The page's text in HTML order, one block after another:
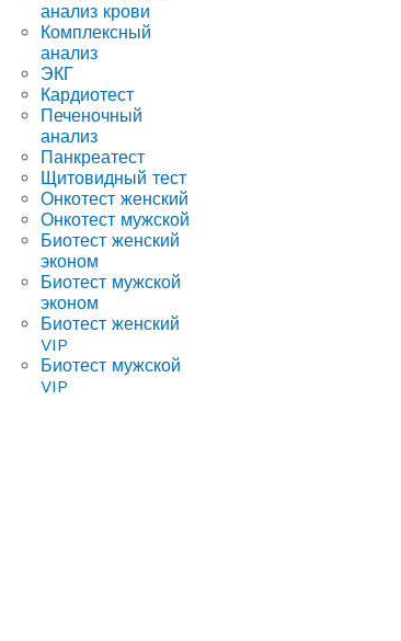
анализ крови
Комплексный
анализ
ЭКГ
Кардиотест
Печеночный
анализ
Панкреатест
Щитовидный тест
Онкотест женский
Онкотест мужской
Биотест женский
эконом
Биотест мужской
эконом
Биотест женский
VIP
Биотест мужской
VIP